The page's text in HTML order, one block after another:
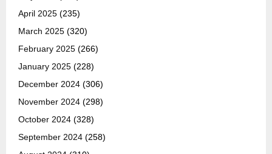
April 2025 (235)
March 2025 (320)
February 2025 (266)
January 2025 (228)
December 2024 (306)
November 2024 (298)
October 2024 (328)
September 2024 (258)